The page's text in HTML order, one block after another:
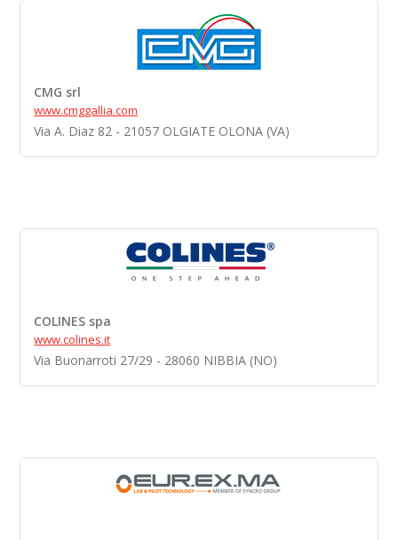
CMG srl
www.cmggallia.com
Via A. Diaz 82 - 21057 OLGIATE OLONA (VA)
COLINES spa
www.colines.it
Via Buonarroti 27/29 - 28060 NIBBIA (NO)